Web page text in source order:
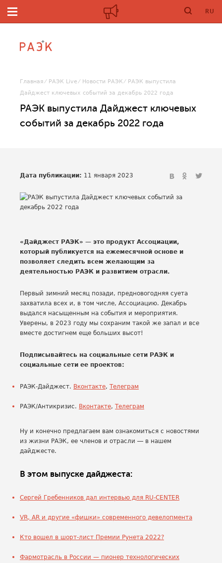
RU
Главная РАЭК Live Новости РАЭК
РАЭК выпустила
Дайджест ключевых событий за декабрь 2022 года
РАЭК выпустила Дайджест ключевых
событий за декабрь 2022 года
Дата публикации: 11 января 2023
«Дайджест РАЭК» — это продукт Ассоциации,
который публикуется на ежемесячной основе и
позволяет следить всем желающим за
деятельностью РАЭК и развитием отрасли.
Первый зимний месяц позади, предновогодняя суета
захватила всех и, в том числе, Ассоциацию. Декабрь
выдался насыщенным на события и мероприятия.
Уверены, в 2023 году мы сохраним такой же запал и все
вместе достигнем еще больших высот!
Подписывайтесь на социальные сети РАЭК и
социальные сети ее проектов:
РАЭК-Дайджест. Вконтакте, Телеграм
РАЭК/Антикризис. Вконтакте, Телеграм
Ну и конечно предлагаем вам ознакомиться с новостями
из жизни РАЭК, ее членов и отрасли ― в нашем
дайджесте.
В этом выпуске дайджеста:
Сергей Гребенников дал интервью для RU-CENTER
VR, AR и другие «фишки» современного девелопмента
Кто вошел в шорт-лист Премии Рунета 2022?
Фармотрасль в России — пионер технологических